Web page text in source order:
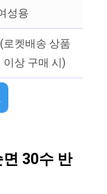
성용
켓배송 상품
이상 구매 시)
30수 반